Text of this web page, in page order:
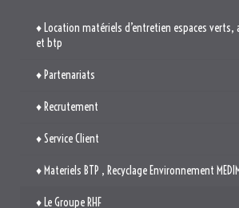
♦ Materiels BTP , Recyclage Environnement
♦ Le Groupe RHF
♦ Plan du site
♦ Mentions légales
♦ Politique de cookies (UE)